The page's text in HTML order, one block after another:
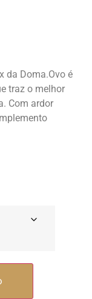
da Doma.Ovo é
traz o melhor
Com ardor